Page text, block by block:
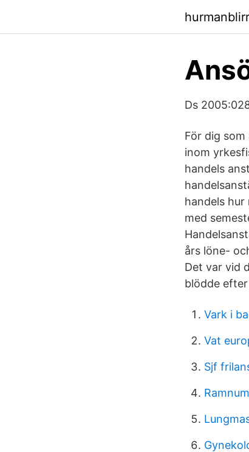
Ds
För dig
inom
handels
handels
med
års löne-
Det var vid
blödde
Vark i
Vat
Sjf